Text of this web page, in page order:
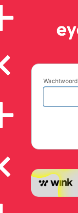
Wachtwoord